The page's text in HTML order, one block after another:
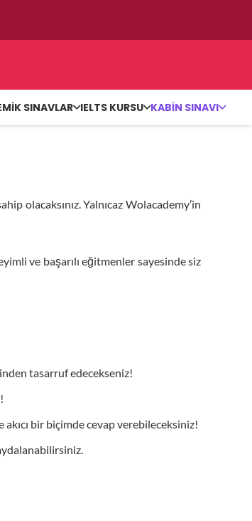
SINAVLAR IELTS KURSU KABIN SINAVI
olacaksınız. Yalnıcaz Wolacademy’in
ve başarılı eğitmenler sayesinde siz
tasarruf edecekseniz!
bir biçimde cevap verebileceksiniz!